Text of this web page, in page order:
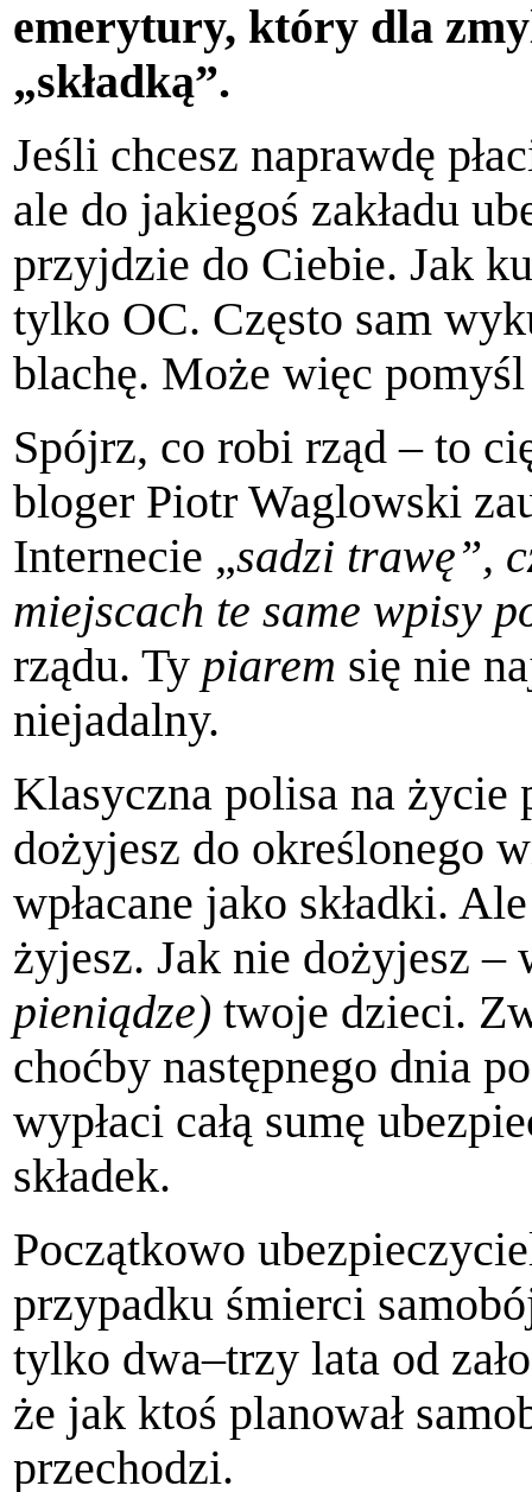
emerytury, który dla
„składką”.
Jeśli chcesz naprawdę
ale do jakiegoś zakładu
przyjdzie do Ciebie. Jak
tylko OC. Często sam
blachę. Może więc
Spójrz, co robi rząd – to
bloger Piotr Waglowski
Internecie „sadzi trawę”,
miejscach te same wpisy
rządu. Ty piarem się nie
niejadalny.
Klasyczna polisa na życie
dożyjesz do określonego
wpłacane jako składki.
żyjesz. Jak nie dożyjesz
pieniądze) twoje dzieci.
choćby następnego dnia
wypłaci całą sumę
składek.
Początkowo
przypadku śmierci
tylko dwa–trzy lata od
że jak ktoś planował
przechodzi.